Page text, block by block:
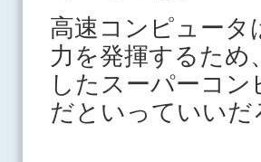
高速コンピュータ
力を発揮するため
したスーパーコ
だといっていいだ